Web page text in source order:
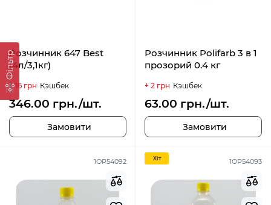
Фільтр
Розчинник 647 Best
(4л/3,1кг)
+ 16 грн Кэшбек
346.00 грн./шт.
Замовити
Розчинник Polifarb 3 в 1
прозорий 0.4 кг
+ 2 грн Кэшбек
63.00 грн./шт.
Замовити
1ОР54092 1ОР54093
Хiт